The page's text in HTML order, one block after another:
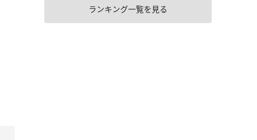
ランキング一覧を見る